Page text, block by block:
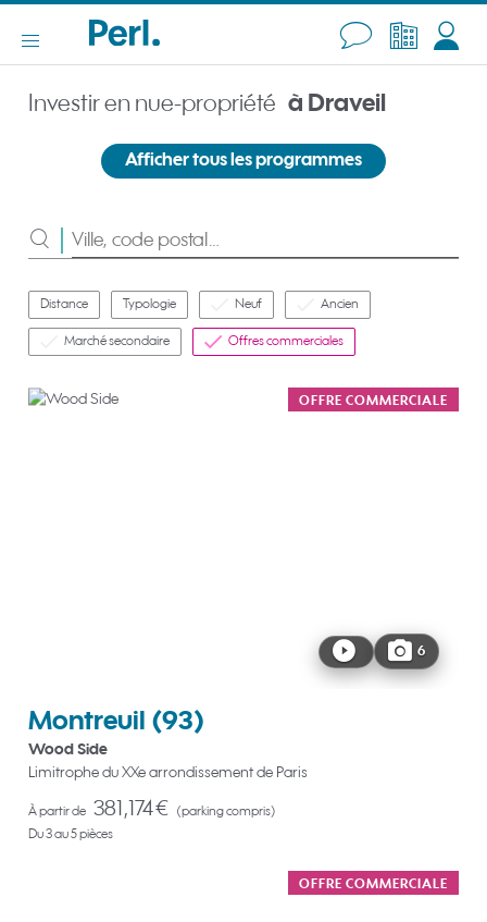
Investir en nue-propriété à Draveil
Afficher tous les programmes
Distance Typologie Neuf Ancien
Marché secondaire Offres commerciales
OFFRE COMMERCIALE
6
Montreuil (93)
Wood Side
Limitrophe du XXe arrondissement de Paris
À partir de 381,174 € (parking compris)
Du 3 au 5 pièces
OFFRE COMMERCIALE